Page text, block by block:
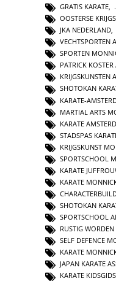
GRATIS KARATE,
OOSTERSE
JKA NEDERLAND,
VECHTSPORTEN
SPORTEN
PATRICK
KRIJGSKUNSTEN
SHOTOKAN
KARATE-
MARTIAL ARTS
KARATE
STADSPAS
KRIJGSKUNST
SPORTSCHOOL
KARATE
KARATE
SHOTOKAN
SPORTSCHOOL
RUSTIG WORDEN
SELF DEFENCE
KARATE
JAPAN KARATE
KARATE KIDSGIDS